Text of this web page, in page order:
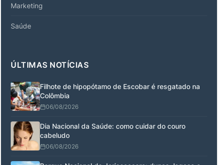
Marketing
Saúde
ÚLTIMAS NOTÍCIAS
Filhote de hipopótamo de Escobar é resgatado na
Colômbia
06/08/2026
Dia Nacional da Saúde: como cuidar do couro
cabeludo
06/08/2026